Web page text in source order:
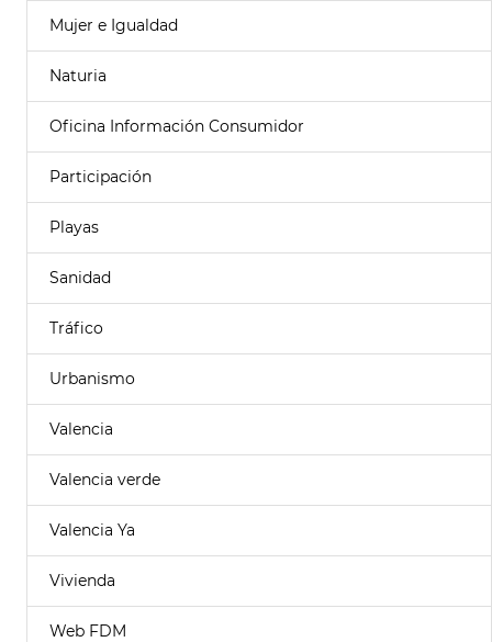
Mujer e Igualdad
Naturia
Oficina Información Consumidor
Participación
Playas
Sanidad
Tráfico
Urbanismo
Valencia
Valencia verde
Valencia Ya
Vivienda
Web FDM